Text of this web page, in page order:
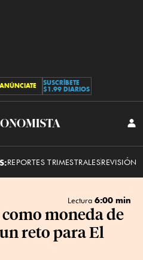
ANÚNCIATE
SUSCRÍBETE
$1.99 DIARIOS
El
REPORTES TRIMESTRALESREVISIÓN
Lectura 6:00 min
moneda de
reto para El